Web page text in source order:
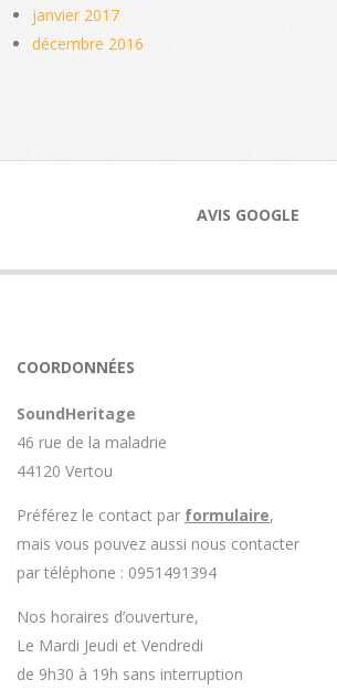
janvier 2017
décembre 2016
AVIS GOOGLE
COORDONNÉES
SoundHeritage
46 rue de la maladrie
44120 Vertou
Préférez le contact par formulaire,
mais vous pouvez aussi nous contacter
par téléphone : 0951491394
Nos horaires d’ouverture,
Le Mardi Jeudi et Vendredi
de 9h30 à 19h sans interruption